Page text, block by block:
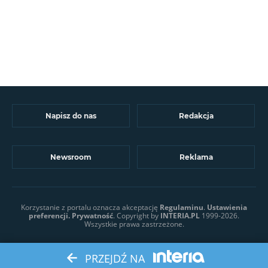
Napisz do nas Redakcja
Newsroom Reklama
Korzystanie z portalu oznacza akceptację Regulaminu. Ustawienia
preferencji. Prywatność. Copyright by INTERIA.PL 1999-2026.
Wszystkie prawa zastrzeżone.
PRZEJDŹ NA